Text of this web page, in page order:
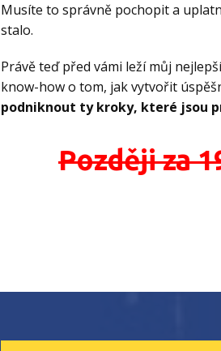
Musíte to správně pochopit a
stalo.
Právě teď před vámi leží můj
know-how o tom, jak vytvořit
podniknout ty kroky, které jsou
Později za